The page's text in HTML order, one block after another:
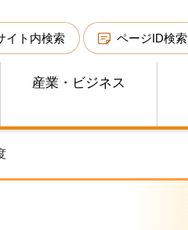
イト内検索 ページID検索
産業・ビジネス